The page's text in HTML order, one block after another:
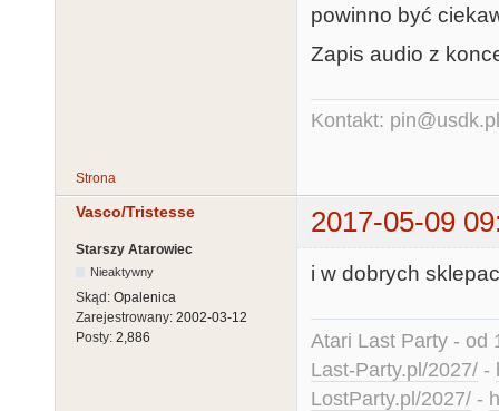
powinno być
Zapis audio z
Kontakt: pin@usdk.pl
Strona
Vasco/Tristesse 2017-05-09
Starszy Atarowiec
Nieaktywny
Skąd: Opalenica
Zarejestrowany: 2002-03-12
Posty: 2,886
i w dobrych
Atari Last Party - od
Last-Party.pl/2027/ -
LostParty.pl/2027/ -